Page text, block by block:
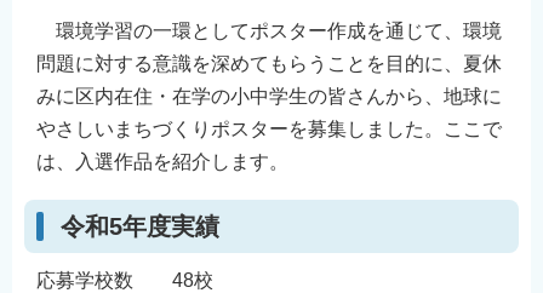
環境学習の一環としてポスター作成を通じて、環境
問題に対する意識を深めてもらうことを目的に、夏休
みに区内在住・在学の小中学生の皆さんから、地球に
やさしいまちづくりポスターを募集しました。ここで
は、入選作品を紹介します。
令和5年度実績
応募学校数 48校